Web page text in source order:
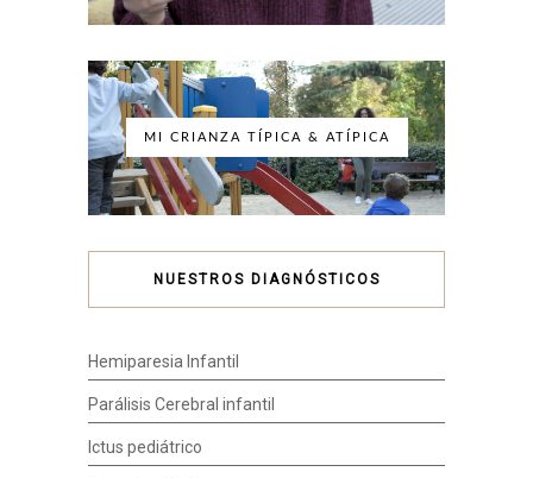
MI CRIANZA TÍPICA & ATÍPICA
NUESTROS DIAGNÓSTICOS
Hemiparesia Infantil
Parálisis Cerebral infantil
Ictus pediátrico